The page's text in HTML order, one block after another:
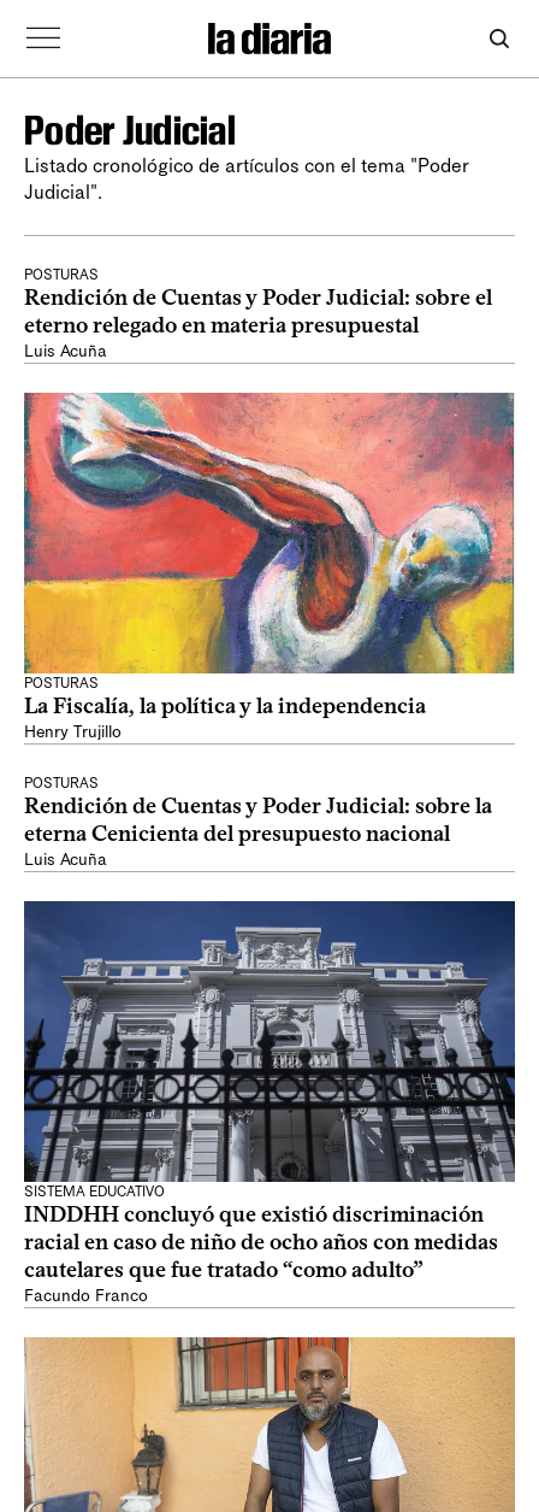
Poder Judicial
Listado cronológico de artículos con el tema "Poder
Judicial".
POSTURAS
Rendición de Cuentas y Poder Judicial: sobre el
eterno relegado en materia presupuestal
Luis Acuña
POSTURAS
La Fiscalía, la política y la independencia
Henry Trujillo
POSTURAS
Rendición de Cuentas y Poder Judicial: sobre la
eterna Cenicienta del presupuesto nacional
Luis Acuña
SISTEMA EDUCATIVO
INDDHH concluyó que existió discriminación
racial en caso de niño de ocho años con medidas
cautelares que fue tratado “como adulto”
Facundo Franco